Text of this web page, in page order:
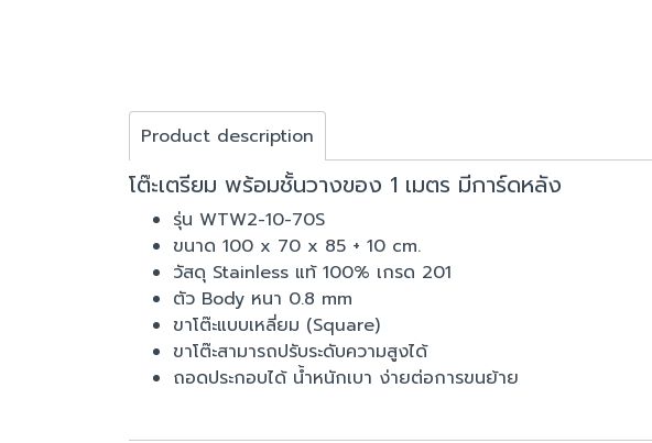
Product description
โต๊ะเตรียม พร้อมชั้นวางของ 1 เมตร มีการ์ดหลัง
รุ่น WTW2-10-70S
ขนาด 100 x 70 x 85 + 10 cm.
วัสดุ Stainless แท้ 100% เกรด 201
ตัว Body หนา 0.8 mm
ขาโต๊ะแบบเหลี่ยม (Square)
ขาโต๊ะสามารถปรับระดับความสูงได้
ถอดประกอบได้ น้ำหนักเบา ง่ายต่อการขนย้าย